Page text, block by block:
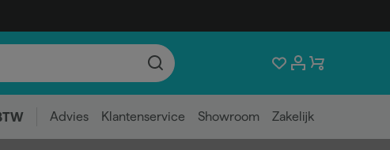
Advies Klantenservice Showroom Zakelijk